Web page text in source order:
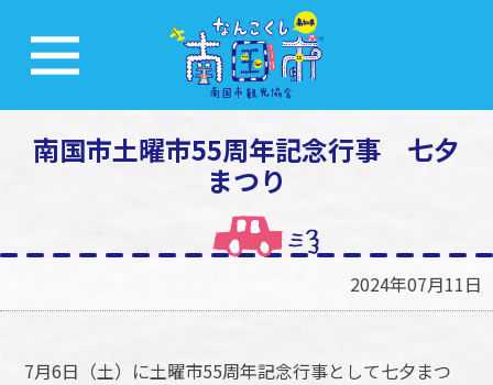
南国市土曜市55周年記念行事 七夕
まつり
2024年07月11日
7月6日（土）に土曜市55周年記念行事として七夕まつ